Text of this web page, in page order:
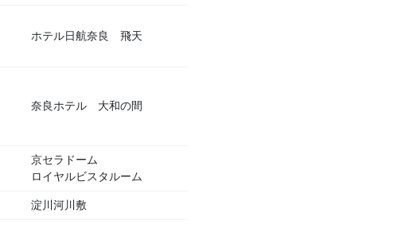
ホテル日航奈良 飛天
奈良ホテル 大和の間
京セラドーム
ロイヤルビスタルーム
淀川河川敷